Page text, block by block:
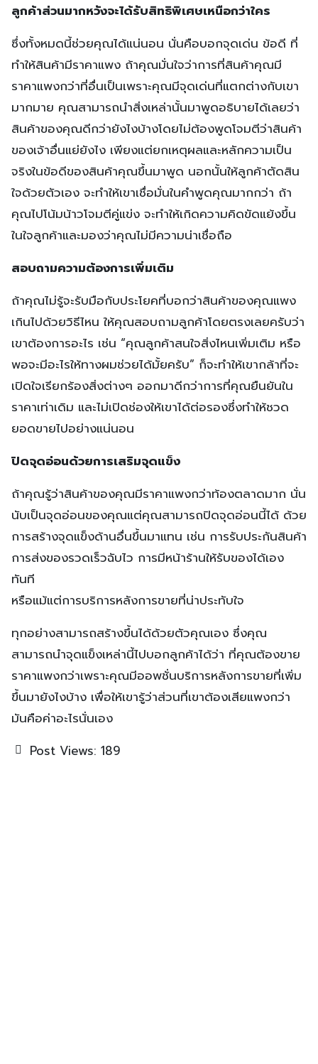
ลูกค้าส่วนมากหวังจะได้รับสิทธิพิเศษเหนือกว่าใคร
ซึ่งทั้งหมดนี้ช่วยคุณได้แน่นอน นั่นคือบอกจุดเด่น ข้อดี ที่
ทำให้สินค้ามีราคาแพง ถ้าคุณมั่นใจว่าการที่สินค้าคุณมี
ราคาแพงกว่าที่อื่นเป็นเพราะคุณมีจุดเด่นที่แตกต่างกับเขา
มากมาย คุณสามารถนำสิ่งเหล่านั้นมาพูดอธิบายได้เลยว่า
สินค้าของคุณดีกว่ายังไงบ้างโดยไม่ต้องพูดโจมตีว่าสินค้า
ของเจ้าอื่นแย่ยังไง เพียงแต่ยกเหตุผลและหลักความเป็น
จริงในข้อดีของสินค้าคุณขึ้นมาพูด นอกนั้นให้ลูกค้าตัดสิน
ใจด้วยตัวเอง จะทำให้เขาเชื่อมั่นในคำพูดคุณมากกว่า ถ้า
คุณไปโน้มน้าวโจมตีคู่แข่ง จะทำให้เกิดความคิดขัดแย้งขึ้น
ในใจลูกค้าและมองว่าคุณไม่มีความน่าเชื่อถือ
สอบถามความต้องการเพิ่มเติม
ถ้าคุณไม่รู้จะรับมือกับประโยคที่บอกว่าสินค้าของคุณแพง
เกินไปด้วยวิธีไหน ให้คุณสอบถามลูกค้าโดยตรงเลยครับว่า
เขาต้องการอะไร เช่น “คุณลูกค้าสนใจสิ่งไหนเพิ่มเติม หรือ
พอจะมีอะไรให้ทางผมช่วยได้มั้ยครับ” ก็จะทำให้เขากล้าที่จะ
เปิดใจเรียกร้องสิ่งต่างๆ ออกมาดีกว่าการที่คุณยืนยันใน
ราคาเท่าเดิม และไม่เปิดช่องให้เขาได้ต่อรองซึ่งทำให้ชวด
ยอดขายไปอย่างแน่นอน
ปิดจุดอ่อนด้วยการเสริมจุดแข็ง
ถ้าคุณรู้ว่าสินค้าของคุณมีราคาแพงกว่าท้องตลาดมาก นั่น
นับเป็นจุดอ่อนของคุณแต่คุณสามารถปิดจุดอ่อนนี้ได้ ด้วย
การสร้างจุดแข็งด้านอื่นขึ้นมาแทน เช่น การรับประกันสินค้า
การส่งของรวดเร็วฉับไว การมีหน้าร้านให้รับของได้เอง
ทันที
หรือแม้แต่การบริการหลังการขายที่น่าประทับใจ
ทุกอย่างสามารถสร้างขึ้นได้ด้วยตัวคุณเอง ซึ่งคุณ
สามารถนำจุดแข็งเหล่านี้ไปบอกลูกค้าได้ว่า ที่คุณต้องขาย
ราคาแพงกว่าเพราะคุณมีออพชั่นบริการหลังการขายที่เพิ่ม
ขึ้นมายังไงบ้าง เพื่อให้เขารู้ว่าส่วนที่เขาต้องเสียแพงกว่า
มันคือค่าอะไรนั่นเอง
Post Views: 189